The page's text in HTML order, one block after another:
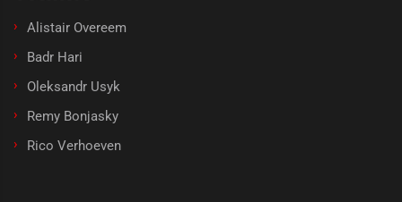
Alistair Overeem
Badr Hari
Oleksandr Usyk
Remy Bonjasky
Rico Verhoeven